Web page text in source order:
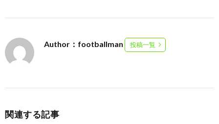
Author：footballman 投稿一覧
関連する記事